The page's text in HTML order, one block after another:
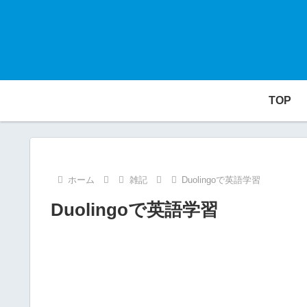
TOP
ホーム 雑記 Duolingoで英語学習
Duolingoで英語学習